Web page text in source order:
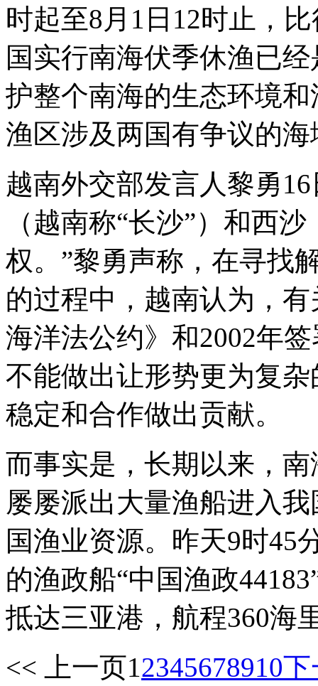
时起至8月1日12时止，
国实行南海伏季休渔已
护整个南海的生态环境
渔区涉及两国有争议的海
越南外交部发言人黎勇
（越南称“长沙”）和西
权。”黎勇声称，在寻找
的过程中，越南认为，
海洋法公约》和2002年
不能做出让形势更为复
稳定和合作做出贡献。
而事实是，长期以来，
屡屡派出大量渔船进入
国渔业资源。昨天9时45
的渔政船“中国渔政
抵达三亚港，航程360海
<< 上一页12345678910下